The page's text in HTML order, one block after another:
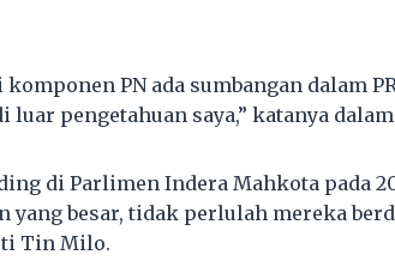
PN ada sumbangan dalam
pengetahuan saya,” katanya
di Parlimen Indera Mahkota pada
yang besar, tidak perlulah mereka
Tin Milo.